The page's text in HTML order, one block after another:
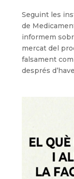
Seguint les
de
informem
mercat del
falsament
després